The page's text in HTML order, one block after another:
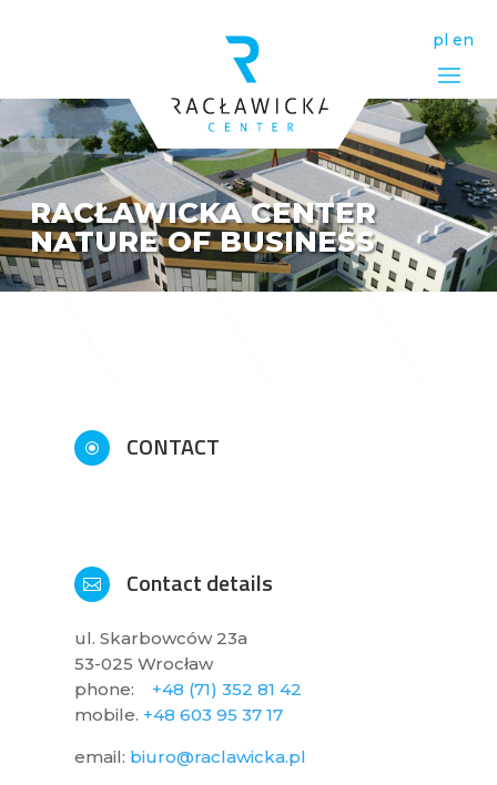
pl en
RACŁAWICKA CENTER
NATURE OF BUSINESS
\ CONTACT
 Contact details
ul. Skarbowców 23a
53-025 Wrocław
phone: +48 (71) 352 81 42
mobile. +48 603 95 37 17
email: biuro@raclawicka.pl